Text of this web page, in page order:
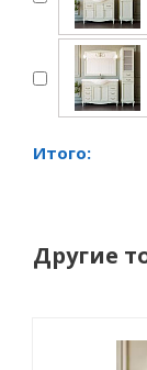
Итого:
Другие